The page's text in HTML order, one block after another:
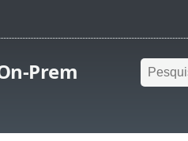
Prem